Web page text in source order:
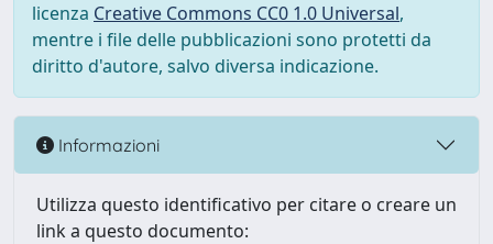
licenza Creative Commons CC0 1.0 Universal,
mentre i file delle pubblicazioni sono protetti da
diritto d'autore, salvo diversa indicazione.
Informazioni
Utilizza questo identificativo per citare o creare un
link a questo documento: